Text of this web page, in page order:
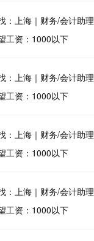
：上海｜财务/会计助理
工资：1000以下
：上海｜财务/会计助理
工资：1000以下
：上海｜财务/会计助理
工资：1000以下
：上海｜财务/会计助理
工资：1000以下